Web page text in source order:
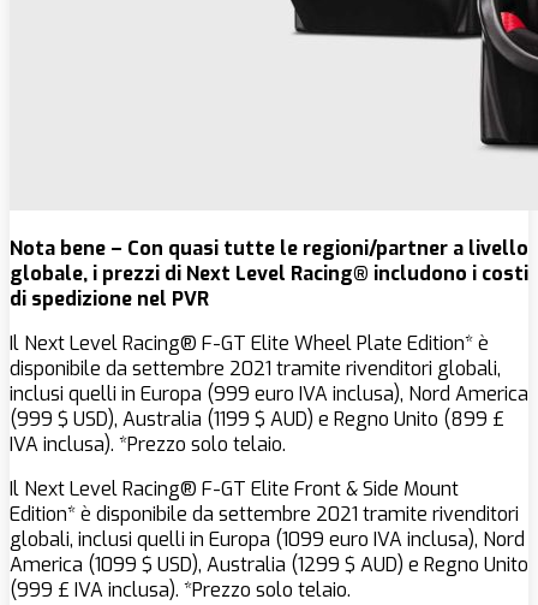
Nota bene – Con quasi tutte le regioni/partner a livello
globale, i prezzi di Next Level Racing® includono i costi
di spedizione nel PVR
Il Next Level Racing® F-GT Elite Wheel Plate Edition* è
disponibile da settembre 2021 tramite rivenditori globali,
inclusi quelli in Europa (999 euro IVA inclusa), Nord America
(999 $ USD), Australia (1199 $ AUD) e Regno Unito (899 £
IVA inclusa). *Prezzo solo telaio.
Il Next Level Racing® F-GT Elite Front & Side Mount
Edition* è disponibile da settembre 2021 tramite rivenditori
globali, inclusi quelli in Europa (1099 euro IVA inclusa), Nord
America (1099 $ USD), Australia (1299 $ AUD) e Regno Unito
(999 £ IVA inclusa). *Prezzo solo telaio.